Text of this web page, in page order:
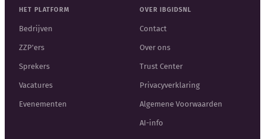
HET PLATFORM
Bedrijven
ZZP'ers
Sprekers
Vacatures
Evenementen
OVER IBGIDSNL
Contact
Over ons
Trust Center
Privacyverklaring
Algemene Voorwaarden
AI-info